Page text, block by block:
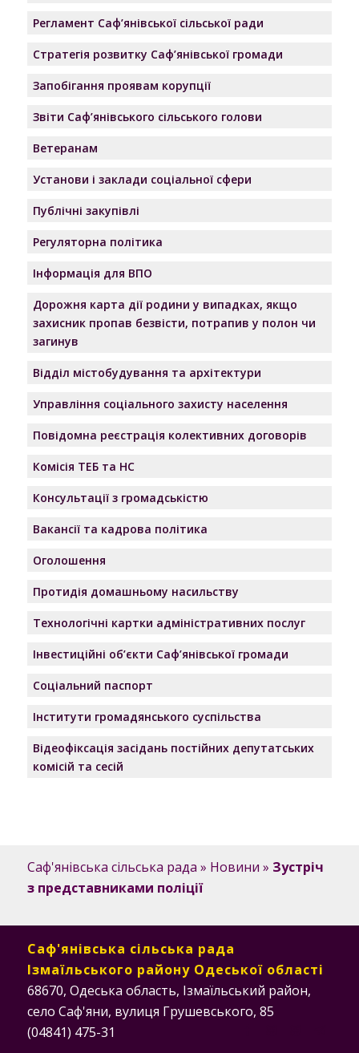
Регламент Саф’янівської сільської ради
Стратегія розвитку Саф’янівської громади
Запобігання проявам корупції
Звіти Саф’янівського сільського голови
Ветеранам
Установи і заклади соціальної сфери
Публічні закупівлі
Регуляторна політика
Інформація для ВПО
Дорожня карта дії родини у випадках, якщо
захисник пропав безвісти, потрапив у полон чи
загинув
Відділ містобудування та архітектури
Управління соціального захисту населення
Повідомна реєстрація колективних договорів
Комісія ТЕБ та НС
Консультації з громадськістю
Вакансії та кадрова політика
Оголошення
Протидія домашньому насильству
Технологічні картки адміністративних послуг
Інвестиційні об’єкти Саф’янівської громади
Соціальний паспорт
Інститути громадянського суспільства
Відеофіксація засідань постійних депутатських
комісій та сесій
Саф'янівська сільська рада » Новини » Зустріч
з представниками поліції
Саф'янівська сільська рада
Ізмаїльського району Одеської області
68670, Одеська область, Ізмаїльський район,
село Саф'яни, вулиця Грушевського, 85
(04841) 475-31